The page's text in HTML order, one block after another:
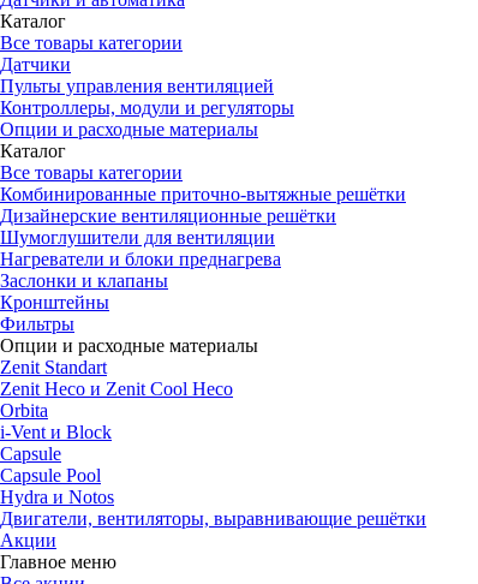
Каталог
Все товары категории
Датчики
Пульты управления вентиляцией
Контроллеры, модули и регуляторы
Опции и расходные материалы
Каталог
Все товары категории
Комбинированные приточно-вытяжные решётки
Дизайнерские вентиляционные решётки
Шумоглушители для вентиляции
Нагреватели и блоки преднагрева
Заслонки и клапаны
Кронштейны
Фильтры
Опции и расходные материалы
Zenit Standart
Zenit Heco и Zenit Cool Heco
Orbita
i-Vent и Block
Capsule
Capsule Pool
Hydra и Notos
Двигатели, вентиляторы, выравнивающие решётки
Акции
Главное меню